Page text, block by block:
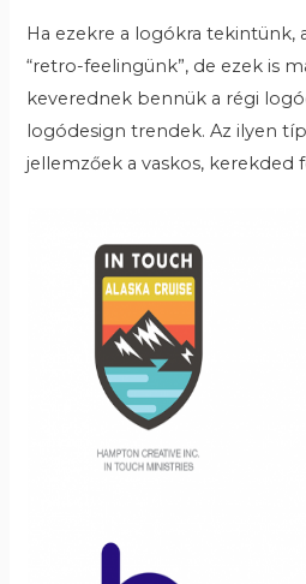
Ha ezekre a logókra tekintünk,
“retro-feelingünk”, de ezek is
keverednek bennük a régi
logódesign trendek. Az ilyen
jellemzőek a vaskos, kerekded